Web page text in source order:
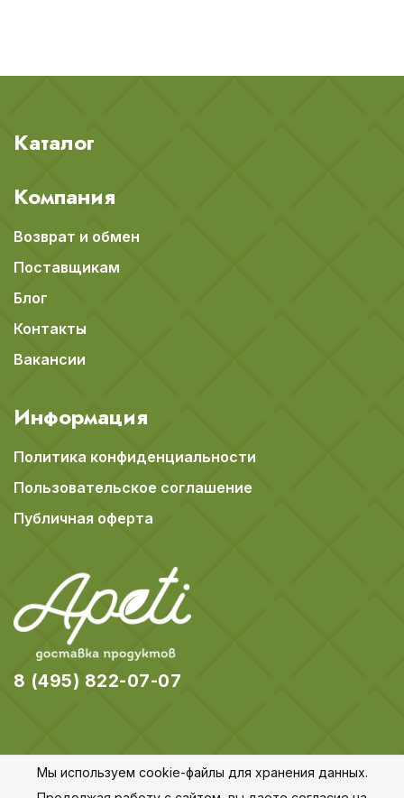
Каталог
Компания
Возврат и обмен
Поставщикам
Блог
Контакты
Вакансии
Информация
Политика конфиденциальности
Пользовательское соглашение
Публичная оферта
8 (495) 822-07-07
© 2018-2026 Apeti.ru,Карта сайта
Мы используем cookie-файлы для хранения данных.